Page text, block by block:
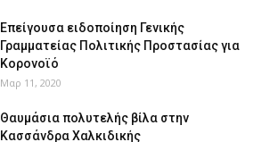
Επείγουσα ειδοποίηση Γενικής
Γραμματείας Πολιτικής Προστασίας για
Κορονοϊό
Μαρ 11, 2020
Θαυμάσια πολυτελής βίλα στην
Κασσάνδρα Χαλκιδικής